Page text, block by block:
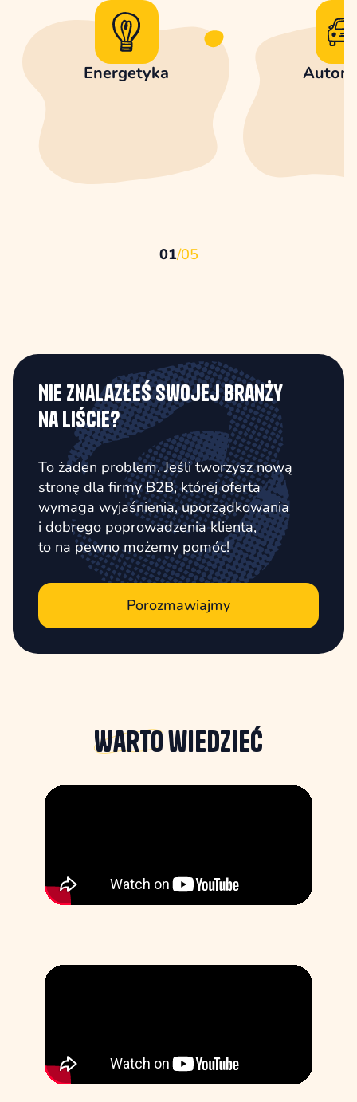
Energetyka
01/05
Nie znalazłeś swojej branży
na liście?
To żaden problem. Jeśli tworzysz nową
stronę dla firmy B2B, której oferta
wymaga wyjaśnienia, uporządkowania
i dobrego poprowadzenia klienta,
to na pewno możemy pomóc!
Porozmawiajmy
Wartowiedzieć